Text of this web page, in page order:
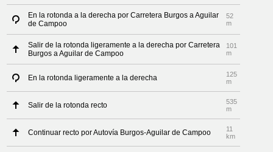
En la rotonda a la derecha por Carretera Burgos a Aguilar
de Campoo
52
m
Salir de la rotonda ligeramente a la derecha por Carretera
Burgos a Aguilar de Campoo
101
m
En la rotonda ligeramente a la derecha
125
m
Salir de la rotonda recto
535
m
Continuar recto por Autovía Burgos-Aguilar de Campoo
11
km